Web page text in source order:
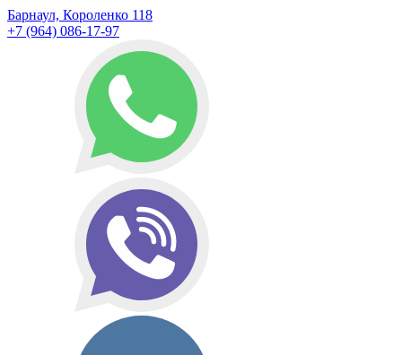
Барнаул, Короленко 118
+7 (964) 086-17-97